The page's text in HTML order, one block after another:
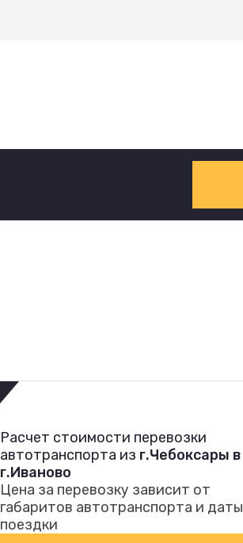
Расчет стоимости перевозки
автотранспорта из г.Чебоксары в
г.Иваново
Цена за перевозку зависит от
габаритов автотранспорта и даты
поездки